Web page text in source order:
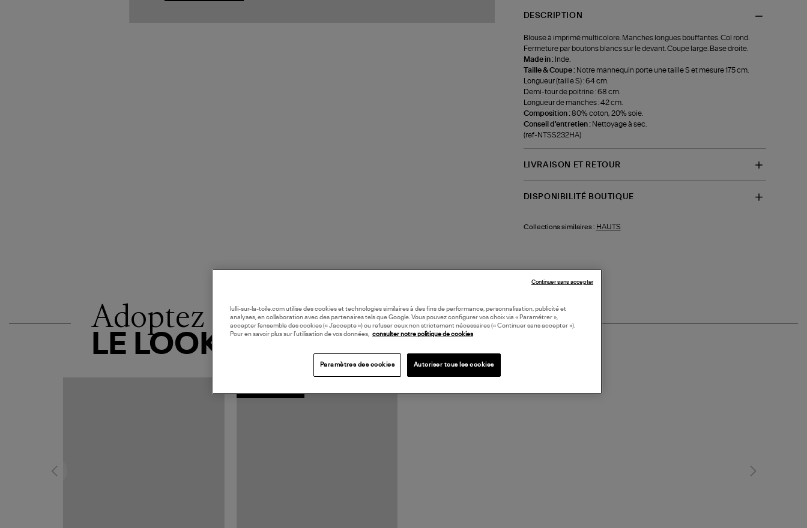
DESCRIPTION
Blouse à imprimé multicolore. Manches longues bouffantes. Col rond.
Fermeture par boutons blancs sur le devant. Coupe large. Base droite.
Made in : Inde.
Taille & Coupe : Notre mannequin porte une taille S et mesure 175 cm.
Longueur (taille S) : 64 cm.
Demi-tour de poitrine : 68 cm.
Longueur de manches : 42 cm.
Composition :80% coton, 20% soie.
Conseil d'entretien : Nettoyage à sec.
(ref-NTSS232HA)
LIVRAISON ET RETOUR
DISPONIBILITÉ BOUTIQUE
Collections similaires : HAUTS
Adoptez
LE LOOK
lulli-sur-la-toile.com utilise des cookies et technologies similaires à des fins de performance, personnalisation, publicité et
analyses, en collaboration avec des partenaires tels que Google. Vous pouvez configurer vos choix via « Paramétrer »,
accepter l’ensemble des cookies (« J’accepte ») ou refuser ceux non strictement nécessaires (« Continuer sans accepter »).
Pour en savoir plus sur l’utilisation de vos données, consulter notre politique de cookies
Paramètres des cookies Autoriser tous les cookies
Continuer sans accepter